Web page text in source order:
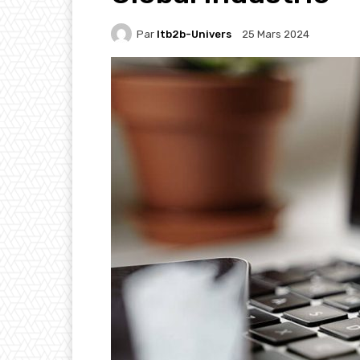
Par Itb2b-Univers 25 Mars 2024